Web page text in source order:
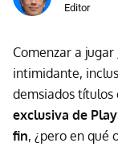
Editor
Comenzar a jugar
intimidante,
demsiados títulos
exclusiva de
fin, ¿pero en qué